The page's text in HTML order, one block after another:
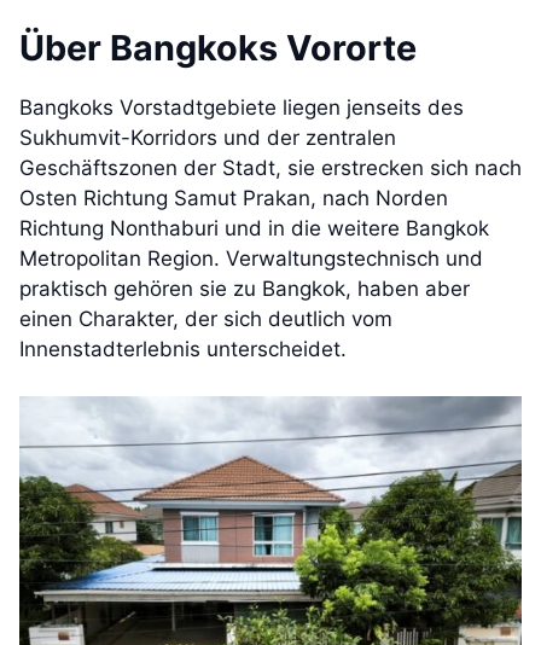
Über Bangkoks Vororte
Bangkoks Vorstadtgebiete liegen jenseits des
Sukhumvit-Korridors und der zentralen
Geschäftszonen der Stadt, sie erstrecken sich nach
Osten Richtung Samut Prakan, nach Norden
Richtung Nonthaburi und in die weitere Bangkok
Metropolitan Region. Verwaltungstechnisch und
praktisch gehören sie zu Bangkok, haben aber
einen Charakter, der sich deutlich vom
Innenstadterlebnis unterscheidet.